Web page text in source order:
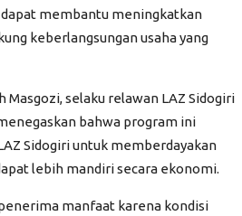
membantu meningkatkan
keberlangsungan usaha yang
Masgozi, selaku relawan LAZ Sidogiri
bahwa program ini
Sidogiri untuk memberdayakan
lebih mandiri secara ekonomi.
manfaat karena kondisi